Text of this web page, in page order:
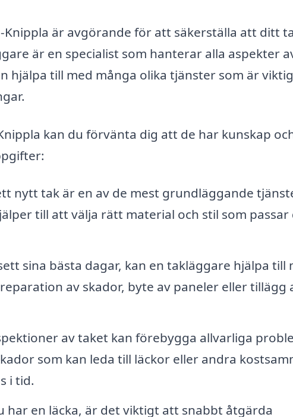
är avgörande för att säkerställa att ditt
är en specialist som hanterar alla aspekter
hjälpa till med många olika tjänster som är
kan du förvänta dig att de har kunskap
nytt tak är en av de mest grundläggande
till att välja rätt material och stil som
sina bästa dagar, kan en takläggare hjälpa till
av skador, byte av paneler eller tillägg
av taket kan förebygga allvarliga
som kan leda till läckor eller andra
i tid.
har en läcka, är det viktigt att snabbt åtgärda